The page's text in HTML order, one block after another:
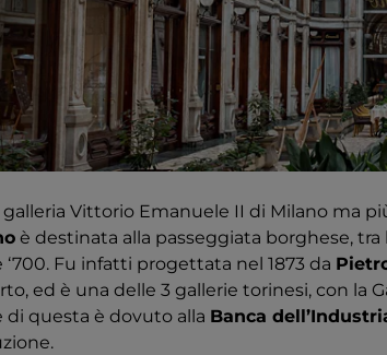
Vittorio Emanuele II di Milano ma
è destinata alla passeggiata borghese,
Fu infatti progettata nel 1873 da
ed è una delle 3 gallerie torinesi, con la
questa è dovuto alla Banca